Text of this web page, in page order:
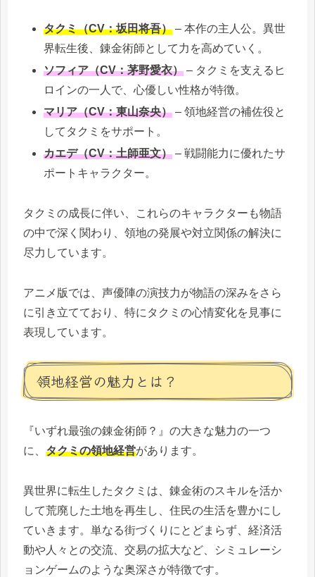
タクミ（CV：坂田将吾） – 本作の主人公。異世
界転生後、錬金術師として力を高めていく。
ソフィア（CV：茅野愛衣） – タクミを支えるヒ
ロインの一人で、心優しい性格が特徴。
マリア（CV：東山奈央） – 領地経営の補佐役と
してタクミをサポート。
カエデ（CV：土師亜文） – 戦闘能力に優れたサ
ポートキャラクター。
タクミの成長に伴い、これらのキャラクターも物語
の中で深く関わり、領地の発展や対立関係の解決に
尽力しています。
アニメ版では、声優陣の演技力が物語の深みをさら
に引き立てており、特にタクミの心情変化を見事に
表現しています。
領地経営の魅力とは？
『いずれ最強の錬金術師？』の大きな魅力の一つ
に、 タクミの領地経営があります。
異世界に転生したタクミは、錬金術のスキルを活か
して荒廃した土地を再生し、住民の生活を豊かにし
ていきます。単なる街づくりにとどまらず、経済活
動や人々との交流、交易の拡大など、シミュレーシ
ョンゲームのような奥深さが特徴です。